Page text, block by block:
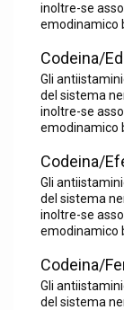
inoltre-se
emodinamico
Codeina/
Gli
del sistema
inoltre-se
emodinamico
Codeina/
Gli
del sistema
inoltre-se
emodinamico
Codeina/
Gli
del sistema